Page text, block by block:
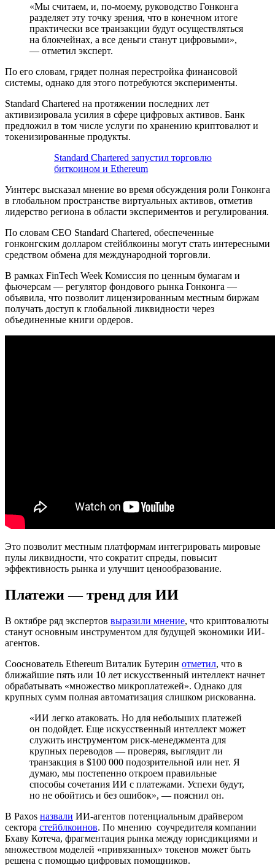
«Мы считаем, и, по-моему, руководство Гонконга
разделяет эту точку зрения, что в конечном итоге
практически все транзакции будут осуществляться
на блокчейнах, а все деньги станут цифровыми»,
— отметил эксперт.
По его словам, грядет полная перестройка финансовой
системы, однако для этого потребуются эксперименты.
Standard Chartered на протяжении последних лет
активизировала усилия в сфере цифровых активов. Банк
предложил в том числе услуги по хранению криптовалют и
токенизированные продукты.
Standard Chartered запустил торговлю
биткоином и Ethereum
Уинтерс высказал мнение во время обсуждения роли Гонконга
в глобальном пространстве виртуальных активов, отметив
лидерство региона в области экспериментов и регулирования.
По словам CEO Standard Chartered, обеспеченные
гонконгским долларом стейблкоины могут стать интересными
средством обмена для международной торговли.
В рамках FinTech Week Комиссия по ценным бумагам и
фьючерсам — регулятор фондового рынка Гонконга —
объявила, что позволит лицензированным местным биржам
получать доступ к глобальной ликвидности через
объединенные книги ордеров.
Это позволит местным платформам интегрировать мировые
пулы ликвидности, что сократит спреды, повысит
эффективность рынка и улучшит ценообразование.
Платежи — тренд для ИИ
В октябре ряд экспертов выразили мнение, что криптовалюты
станут основным инструментом для будущей экономики ИИ-
агентов.
Сооснователь Ethereum Виталик Бутерин отметил, что в
ближайшие пять или 10 лет искусственный интеллект начнет
обрабатывать «множество микроплатежей». Однако для
крупных сумм полная автоматизация слишком рискованна.
«ИИ легко атаковать. Но для небольших платежей
он подойдет. Еще искусственный интеллект может
служить инструментом риск-менеджмента для
крупных переводов — проверяя, выглядит ли
транзакция в $100 000 подозрительной или нет. Я
думаю, мы постепенно откроем правильные
способы сочетания ИИ с платежами. Успехи будут,
но не обойтись и без ошибок», — пояснил он.
В Paxos назвали ИИ-агентов потенциальным драйвером
сектора стейблкоинов. По мнению соучредителя компании
Бхаву Котеча, фрагментация рынка между юрисдикциями и
множеством моделей «привязанных» токенов может быть
решена с помощью цифровых помощников.